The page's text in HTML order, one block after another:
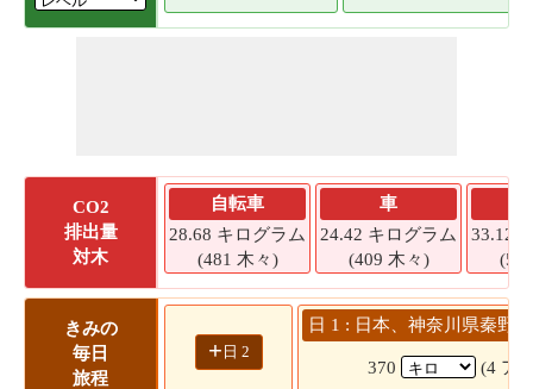
CO2
排出量
対木
自転車
28.68 キログラム
(481 木々)
車
24.42 キログラム
(409 木々)
33.12
きみの
毎日
旅程
+ 日 2
日 1 : 日本、神奈川県秦野
370 (4 ア